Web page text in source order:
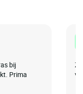
bij
Prima